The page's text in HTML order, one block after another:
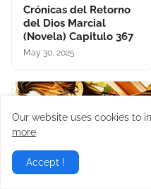
Crónicas del Retorno
del Dios Marcial
(Novela) Capitulo 367
May 30, 2025
Crónicas del Retorno
Our website uses cookies to
more
Accept !